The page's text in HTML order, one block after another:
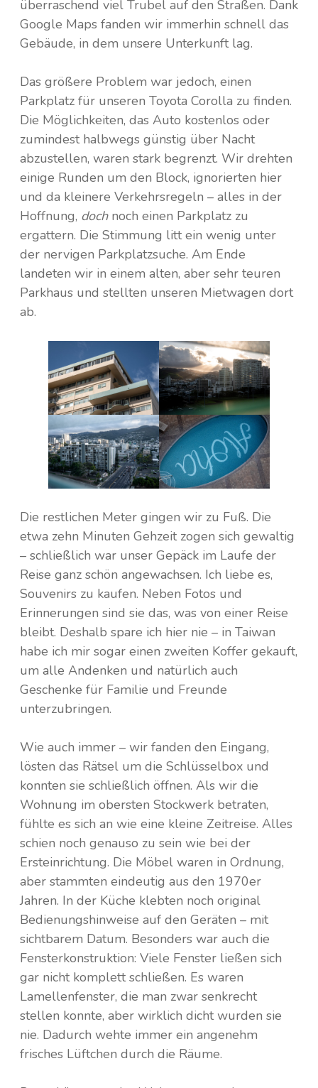
überraschend viel Trubel auf den Straßen. Dank
Google Maps fanden wir immerhin schnell das
Gebäude, in dem unsere Unterkunft lag.
Das größere Problem war jedoch, einen
Parkplatz für unseren Toyota Corolla zu finden.
Die Möglichkeiten, das Auto kostenlos oder
zumindest halbwegs günstig über Nacht
abzustellen, waren stark begrenzt. Wir drehten
einige Runden um den Block, ignorierten hier
und da kleinere Verkehrsregeln – alles in der
Hoffnung, doch noch einen Parkplatz zu
ergattern. Die Stimmung litt ein wenig unter
der nervigen Parkplatzsuche. Am Ende
landeten wir in einem alten, aber sehr teuren
Parkhaus und stellten unseren Mietwagen dort
ab.
Die restlichen Meter gingen wir zu Fuß. Die
etwa zehn Minuten Gehzeit zogen sich gewaltig
– schließlich war unser Gepäck im Laufe der
Reise ganz schön angewachsen. Ich liebe es,
Souvenirs zu kaufen. Neben Fotos und
Erinnerungen sind sie das, was von einer Reise
bleibt. Deshalb spare ich hier nie – in Taiwan
habe ich mir sogar einen zweiten Koffer gekauft,
um alle Andenken und natürlich auch
Geschenke für Familie und Freunde
unterzubringen.
Wie auch immer – wir fanden den Eingang,
lösten das Rätsel um die Schlüsselbox und
konnten sie schließlich öffnen. Als wir die
Wohnung im obersten Stockwerk betraten,
fühlte es sich an wie eine kleine Zeitreise. Alles
schien noch genauso zu sein wie bei der
Ersteinrichtung. Die Möbel waren in Ordnung,
aber stammten eindeutig aus den 1970er
Jahren. In der Küche klebten noch original
Bedienungshinweise auf den Geräten – mit
sichtbarem Datum. Besonders war auch die
Fensterkonstruktion: Viele Fenster ließen sich
gar nicht komplett schließen. Es waren
Lamellenfenster, die man zwar senkrecht
stellen konnte, aber wirklich dicht wurden sie
nie. Dadurch wehte immer ein angenehm
frisches Lüftchen durch die Räume.